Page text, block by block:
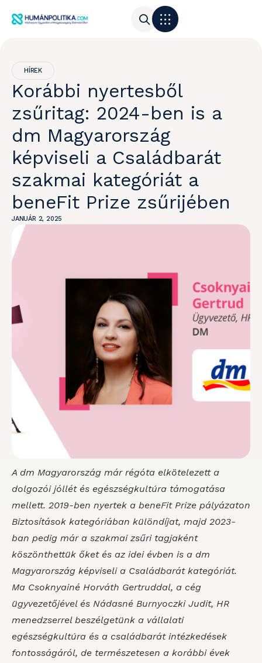
HÍREK
Korábbi nyertesből
zsűritag: 2024-ben is a
dm Magyarország
képviseli a Családbarát
szakmai kategóriát a
beneFit Prize zsűrijében
JANUÁR 2, 2025
A dm Magyarország már régóta elkötelezett a
dolgozói jóllét és egészségkultúra támogatása
mellett. 2019-ben nyertek a beneFit Prize pályázaton
Biztosítások kategóriában különdíjat, majd 2023-
ban pedig már a szakmai zsűri tagjaként
köszönthettük őket és az idei évben is a dm
Magyarország képviseli a Családbarát kategóriát.
Ma Csoknyainé Horváth Gertruddal, a cég
ügyvezetőjével és Nádasné Burnyoczki Judit, HR
menedzserrel beszélgetünk a vállalati
egészségkultúra és a családbarát intézkedések
fontosságáról, de természetesen a korábbi évek